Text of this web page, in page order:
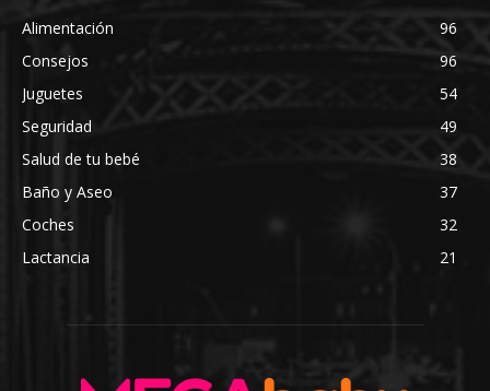
Alimentación
96
Consejos
96
Juguetes
54
Seguridad
49
Salud de tu bebé
38
Baño y Aseo
37
Coches
32
Lactancia
21